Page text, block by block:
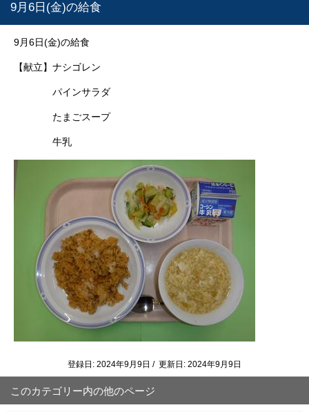
9月6日(金)の給食
9月6日(金)の給食
【献立】ナシゴレン
パインサラダ
たまごスープ
牛乳
登録日: 2024年9月9日 / 更新日: 2024年9月9日
このカテゴリー内の他のページ